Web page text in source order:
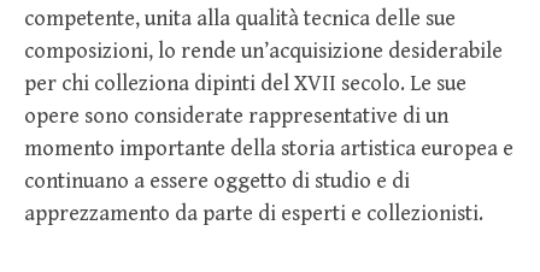
competente, unita alla qualità tecnica delle sue
composizioni, lo rende un’acquisizione desiderabile
per chi colleziona dipinti del XVII secolo. Le sue
opere sono considerate rappresentative di un
momento importante della storia artistica europea e
continuano a essere oggetto di studio e di
apprezzamento da parte di esperti e collezionisti.